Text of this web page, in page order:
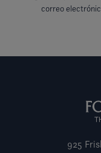
correo
925